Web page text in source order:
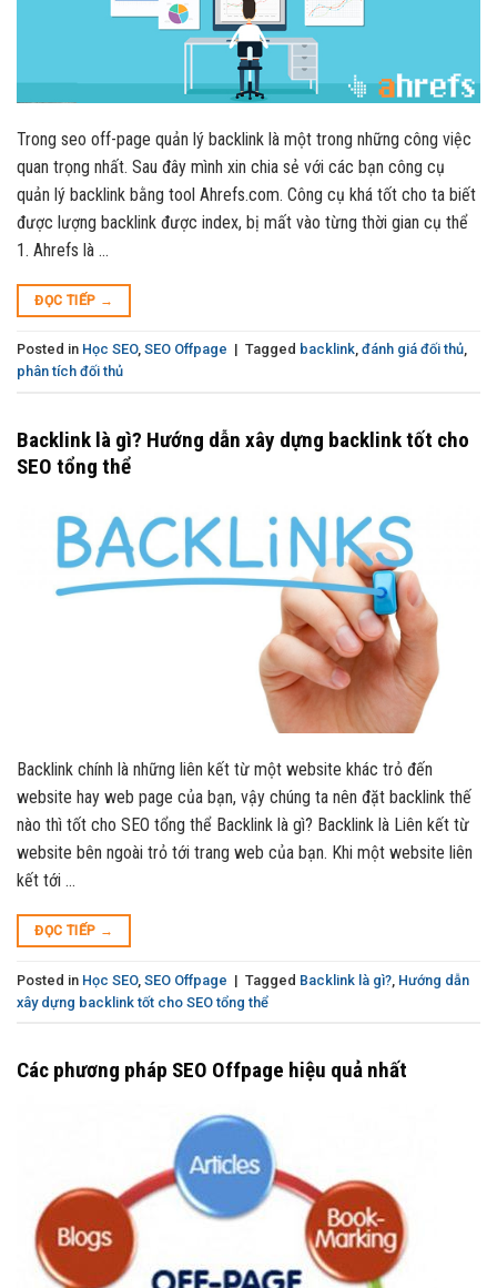
Trong seo off-page quản lý backlink là một trong những công việc
quan trọng nhất. Sau đây mình xin chia sẻ với các bạn công cụ
quản lý backlink bằng tool Ahrefs.com. Công cụ khá tốt cho ta biết
được lượng backlink được index, bị mất vào từng thời gian cụ thể
1. Ahrefs là …
ĐỌC TIẾP →
Posted in Học SEO, SEO Offpage | Tagged backlink, đánh giá đối thủ,
phân tích đối thủ
Backlink là gì? Hướng dẫn xây dựng backlink tốt cho
SEO tổng thể
Backlink chính là những liên kết từ một website khác trỏ đến
website hay web page của bạn, vậy chúng ta nên đặt backlink thế
nào thì tốt cho SEO tổng thể Backlink là gì? Backlink là Liên kết từ
website bên ngoài trỏ tới trang web của bạn. Khi một website liên
kết tới …
ĐỌC TIẾP →
Posted in Học SEO, SEO Offpage | Tagged Backlink là gì? Hướng dẫn
xây dựng backlink tốt cho SEO tổng thể
Các phương pháp SEO Offpage hiệu quả nhất